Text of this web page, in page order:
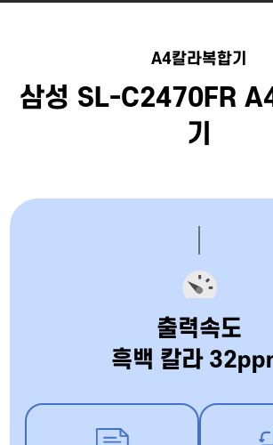
A4칼라복합기
삼성 SL-C2470FR
기
출력속도
흑백 칼라